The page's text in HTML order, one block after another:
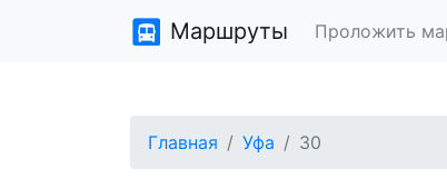
Маршруты Проложить
Главная Уфа 30